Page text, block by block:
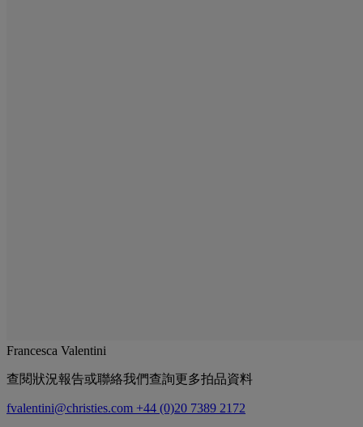
Francesca Valentini
查閱狀況報告或聯絡我們查詢更多拍品資料
fvalentini@christies.com +44 (0)20 7389 2172